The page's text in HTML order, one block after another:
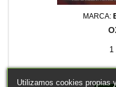
MARCA:
1
Utilizamos cookies propias